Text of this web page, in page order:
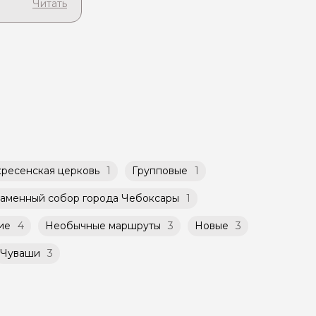
церковь 1 Групповые 1
собор города Чебоксары 1
4 Необычные маршруты 3 Новые 3
Чуваши 3